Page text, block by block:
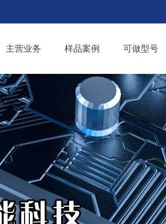
主营业务 样品案例 可做型号